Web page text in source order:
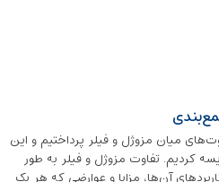
میان مزوژل و فیلر پرداختیم و این
کردیم. تفاوت مزوژل و فیلر به طور